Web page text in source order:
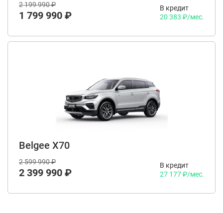
2 199 990 ₽
1 799 990 ₽
В кредит
20 383 ₽/мес.
Belgee X70
2 599 990 ₽
2 399 990 ₽
В кредит
27 177 ₽/мес.